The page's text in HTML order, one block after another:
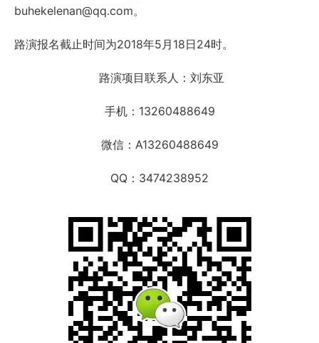
buhekelenan@qq.com。
路演报名截止时间为2018年5月18日24时。
路演项目联系人：刘东亚
手机：13260488649
微信：A13260488649
QQ：3474238952